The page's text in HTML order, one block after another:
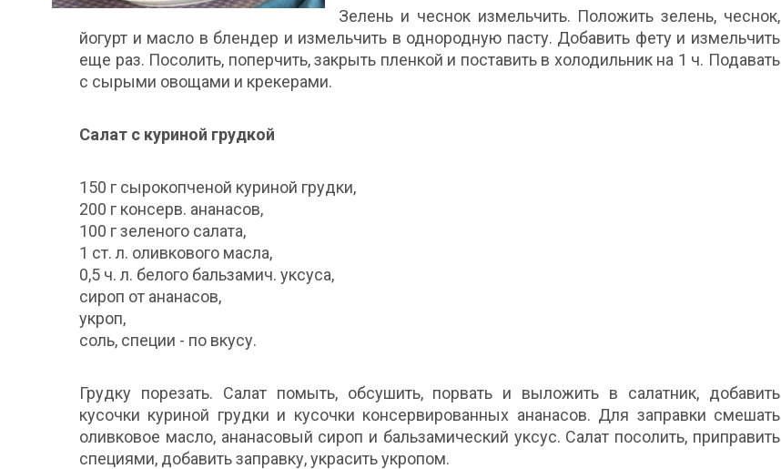
Зелень и чеснок измельчить. Положить зелень, чеснок,
йогурт и масло в блендер и измельчить в однородную пасту. Добавить фету и измельчить
еще раз. Посолить, поперчить, закрыть пленкой и поставить в холодильник на 1 ч. Подавать
с сырыми овощами и крекерами.
Салат с куриной грудкой
150 г сырокопченой куриной грудки,
200 г консерв. ананасов,
100 г зеленого салата,
1 ст. л. оливкового масла,
0,5 ч. л. белого бальзамич. уксуса,
сироп от ананасов,
укроп,
соль, специи - по вкусу.
Грудку порезать. Салат помыть, обсушить, порвать и выложить в салатник, добавить
кусочки куриной грудки и кусочки консервированных ананасов. Для заправки смешать
оливковое масло, ананасовый сироп и бальзамический уксус. Салат посолить, приправить
специями, добавить заправку, украсить укропом.